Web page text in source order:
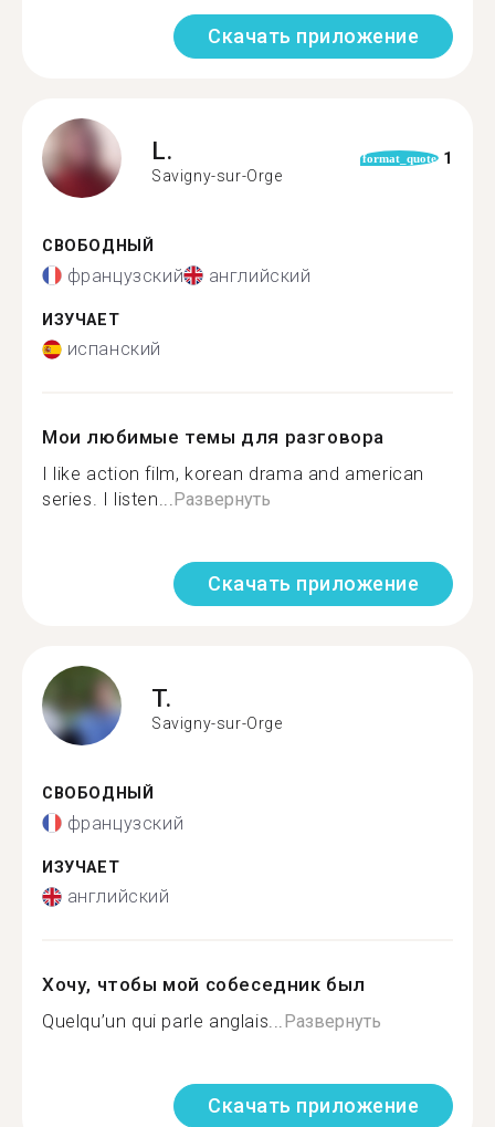
Скачать приложение
L.
Savigny-sur-Orge
format_quote 1
СВОБОДНЫЙ
французский английский
ИЗУЧАЕТ
испанский
Мои любимые темы для разговора
I like action film, korean drama and american
series. I listen...Развернуть
Скачать приложение
T.
Savigny-sur-Orge
СВОБОДНЫЙ
французский
ИЗУЧАЕТ
английский
Хочу, чтобы мой собеседник был
Quelqu’un qui parle anglais...Развернуть
Скачать приложение